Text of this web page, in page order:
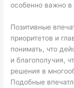
особенно важно
Позитивные
приоритетов и
понимать, что
и благополучия,
решения в
Подобные